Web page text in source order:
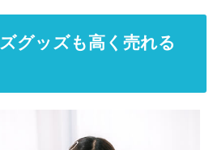
グッズも高く売れる